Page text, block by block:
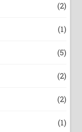
(2)
(1)
(5)
(2)
(2)
(1)